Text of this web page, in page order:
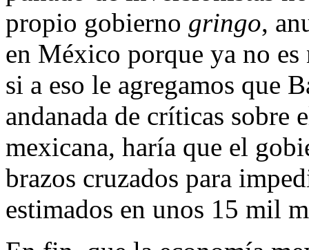
propio gobierno gringo,
en México porque ya no
si a eso le agregamos que
andanada de críticas sobre
mexicana, haría que el
brazos cruzados para
estimados en unos 15 mil